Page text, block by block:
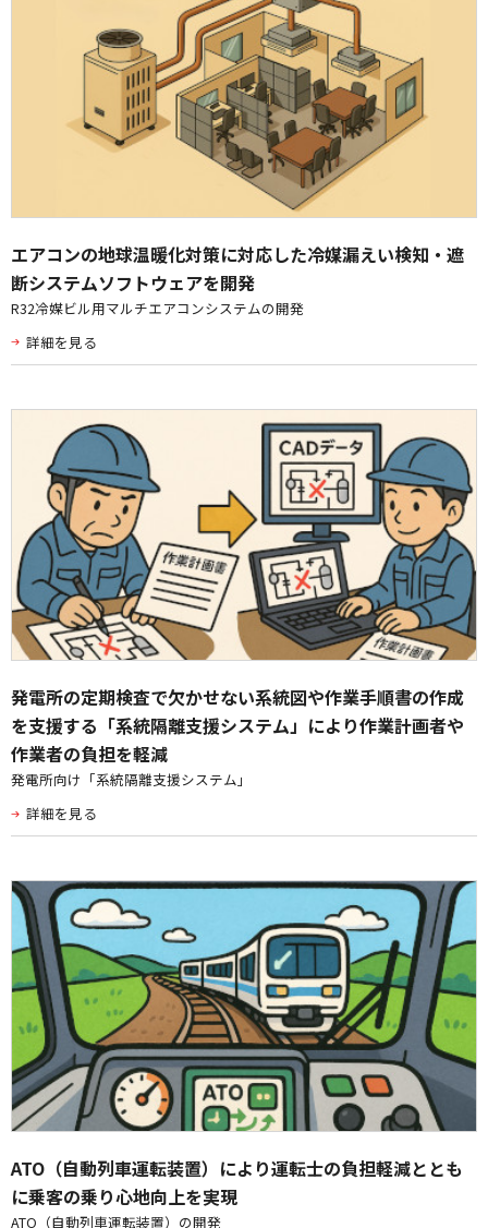
エアコンの地球温暖化対策に対応した冷媒漏えい検知・遮
断システムソフトウェアを開発
R32冷媒ビル用マルチエアコンシステムの開発
詳細を見る
発電所の定期検査で欠かせない系統図や作業手順書の作成
を支援する「系統隔離支援システム」により作業計画者や
作業者の負担を軽減
発電所向け「系統隔離支援システム」
詳細を見る
ATO（自動列車運転装置）により運転士の負担軽減ととも
に乗客の乗り心地向上を実現
ATO（自動列車運転装置）の開発